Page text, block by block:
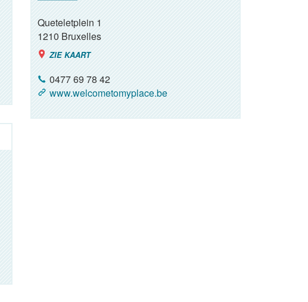
Queteletplein 1
1210Bruxelles
ZIE KAART
0477 69 78 42
www.welcometomyplace.be